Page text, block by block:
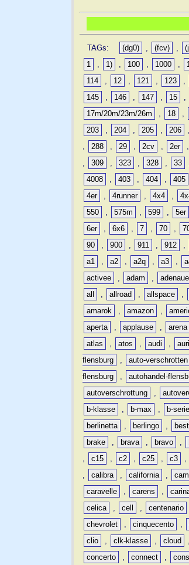
TAGs: (dg0) , (fcv) , (j
1
, 1) , 100 , 1000 ,
114
, 12 , 121 , 123 ,
145
, 146 , 147 , 15 ,
17m/20m/23m/26m
, 18 ,
203
, 204 , 205 , 206 ,
,
288 , 29 , 2cv , 2er ,
,
309 , 323 , 328 , 33
4008
, 403 , 404 , 405
4er
, 4runner , 4x4 ,
550
, 575m , 599 , 5er
6er
, 6x6 , 7 , 70 ,
90
, 900 , 911 , 912 ,
a1
, a2 , a2q , a3 ,
activee
, adam ,
all
, allroad , allspace ,
amarok
, amazon ,
aperta
, applause , arena
atlas
, atos , audi ,
flensburg
, auto-verschrotten
flensburg
, autohandel-
autoverschrottung
,
b-klasse
, b-max , b-serie
berlinetta
, berlingo ,
brake
, brava , bravo ,
,
c15 , c2 , c25 , c3 ,
,
calibra , california ,
caravelle
, carens ,
celica
, cell , centenario
chevrolet
, cinquecento ,
clio
, clk-klasse , cloud ,
concerto
, connect ,